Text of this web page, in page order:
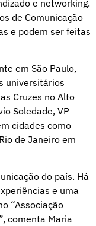
e networking.
de Comunicação
e podem ser feitas
em São Paulo,
universitários
Cruzes no Alto
Soledade, VP
cidades como
de Janeiro em
do país. Há
e uma
“Associação
comenta Maria